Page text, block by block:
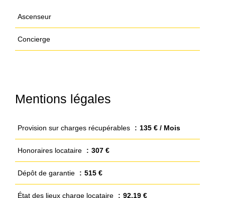
Ascenseur
Concierge
Mentions légales
Provision sur charges récupérables 135 € / Mois
Honoraires locataire 307 €
Dépôt de garantie 515 €
État des lieux charge locataire 92,19 €